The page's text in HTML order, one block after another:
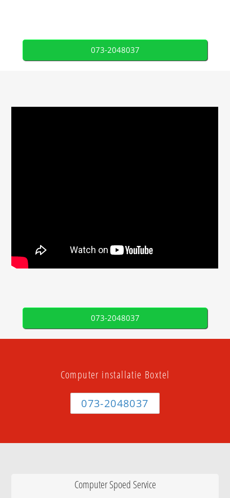
073-2048037
073-2048037
Computer installatie Boxtel
073-2048037
Computer Spoed Service